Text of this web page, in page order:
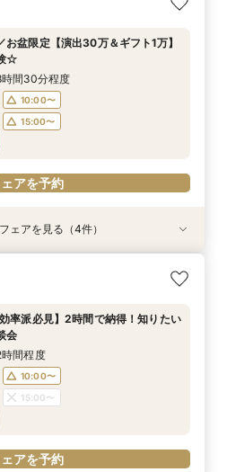
16:00〜
アを予約
アを予約
お盆限定【演出30万＆ギフト1万】
☆
間30分程度
10:00〜
15:00〜
アを予約
】ゆったり見学*大聖堂×選べる2
アを予約
♪】感動の大聖堂×貸切邸宅見学フェ
16:00〜
アを予約
16:00〜
アを予約
17:30〜
アを予約
ェアを見る（4件）
率派必見】2時間で納得！知りたい
会
間程度
10:00〜
15:00〜
アを予約